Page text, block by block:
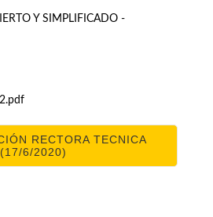
Y SIMPLIFICADO -
RECTORA TECNICA
(17/6/2020)